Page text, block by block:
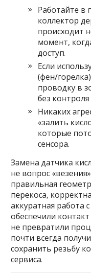
Работайте в
коллектор
происходит
момент,
доступ.
Если
(фен/
проводку в
без
Никаких
«залить
которые
сенсора.
Замена датчика
не вопрос
правильная
перекоса,
аккуратная работа
обеспечили
не превратили
почти всегда
сохранить резьбу
сервиса.